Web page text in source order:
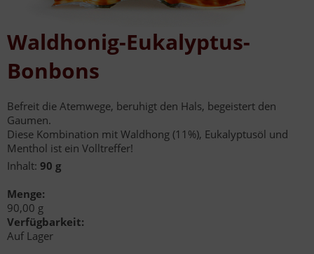
Waldhonig-Eukalyptus-
Bonbons
Befreit die Atemwege, beruhigt den Hals, begeistert den
Gaumen.
Diese Kombination mit Waldhong (11%), Eukalyptusöl und
Menthol ist ein Volltreffer!
Inhalt: 90 g
Menge:
90,00 g
Verfügbarkeit:
Auf Lager